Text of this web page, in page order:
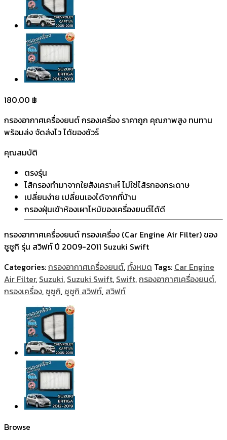
180.00 ฿
กรองอากาศเครื่องยนต์ กรองเครื่อง ราคาถูก คุณภาพสูง ทนทาน
พร้อมส่ง จัดส่งไว ได้ของชัวร์
คุณสมบัติ
ตรงรุ่น
ไส้กรองทำมาจากใยสังเคราะห์ ไม่ใช่ไส้รกองกระดาษ
เปลี่ยนง่าย เปลี่ยนเองได้จากที่บ้าน
กรองฝุ่นเข้าห้องเผาไหม้ของเครื่องยนต์ได้ดี
กรองอากาศเครื่องยนต์ กรองเครื่อง (Car Engine Air Filter) ของ
ซูซูกิ รุ่น สวิฟท์ ปี 2009-2011 Suzuki Swift
Categories:กรองอากาศเครื่องยนต์, ทั้งหมด Tags: Car Engine
Air Filter, Suzuki, Suzuki Swift, Swift,กรองอากาศเครื่องยนต์,
กรองเครื่อง, ซูซูกิ, ซูซูกิ สวิฟท์, สวิฟท์
Browse